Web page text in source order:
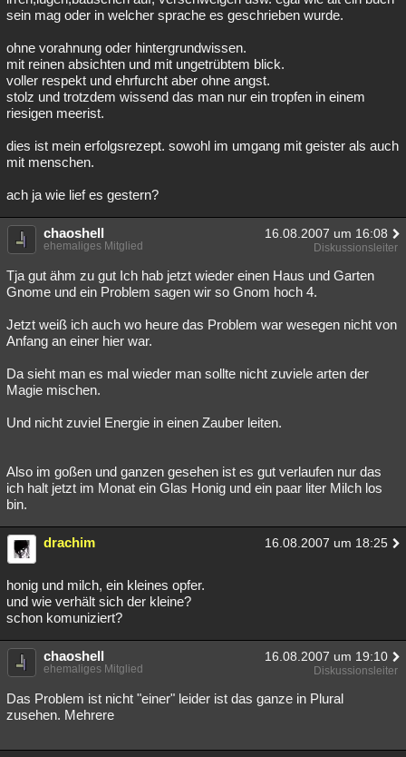
sein mag oder in welcher sprache es geschrieben wurde.
ohne vorahnung oder hintergrundwissen.
mit reinen absichten und mit ungetrübtem blick.
voller respekt und ehrfurcht aber ohne angst.
stolz und trotzdem wissend das man nur ein tropfen in einem
riesigen meerist.
dies ist mein erfolgsrezept. sowohl im umgang mit geister als auch
mit menschen.
ach ja wie lief es gestern?
chaoshell 16.08.2007 um 16:08
ehemaliges Mitglied Diskussionsleiter
Tja gut ähm zu gut Ich hab jetzt wieder einen Haus und Garten
Gnome und ein Problem sagen wir so Gnom hoch 4.
Jetzt weiß ich auch wo heure das Problem war wesegen nicht von
Anfang an einer hier war.
Da sieht man es mal wieder man sollte nicht zuviele arten der
Magie mischen.
Und nicht zuviel Energie in einen Zauber leiten.
Also im goßen und ganzen gesehen ist es gut verlaufen nur das
ich halt jetzt im Monat ein Glas Honig und ein paar liter Milch los
bin.
drachim 16.08.2007 um 18:25
honig und milch, ein kleines opfer.
und wie verhält sich der kleine?
schon komuniziert?
chaoshell 16.08.2007 um 19:10
ehemaliges Mitglied Diskussionsleiter
Das Problem ist nicht "einer" leider ist das ganze in Plural
zusehen. Mehrere